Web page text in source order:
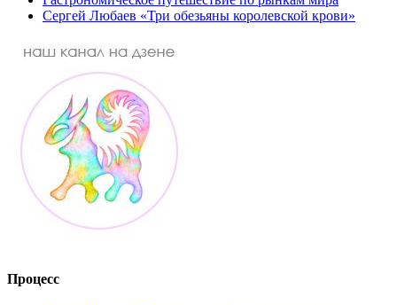
Сергей Любаев «Три обезьяны королевской крови»
Процесс